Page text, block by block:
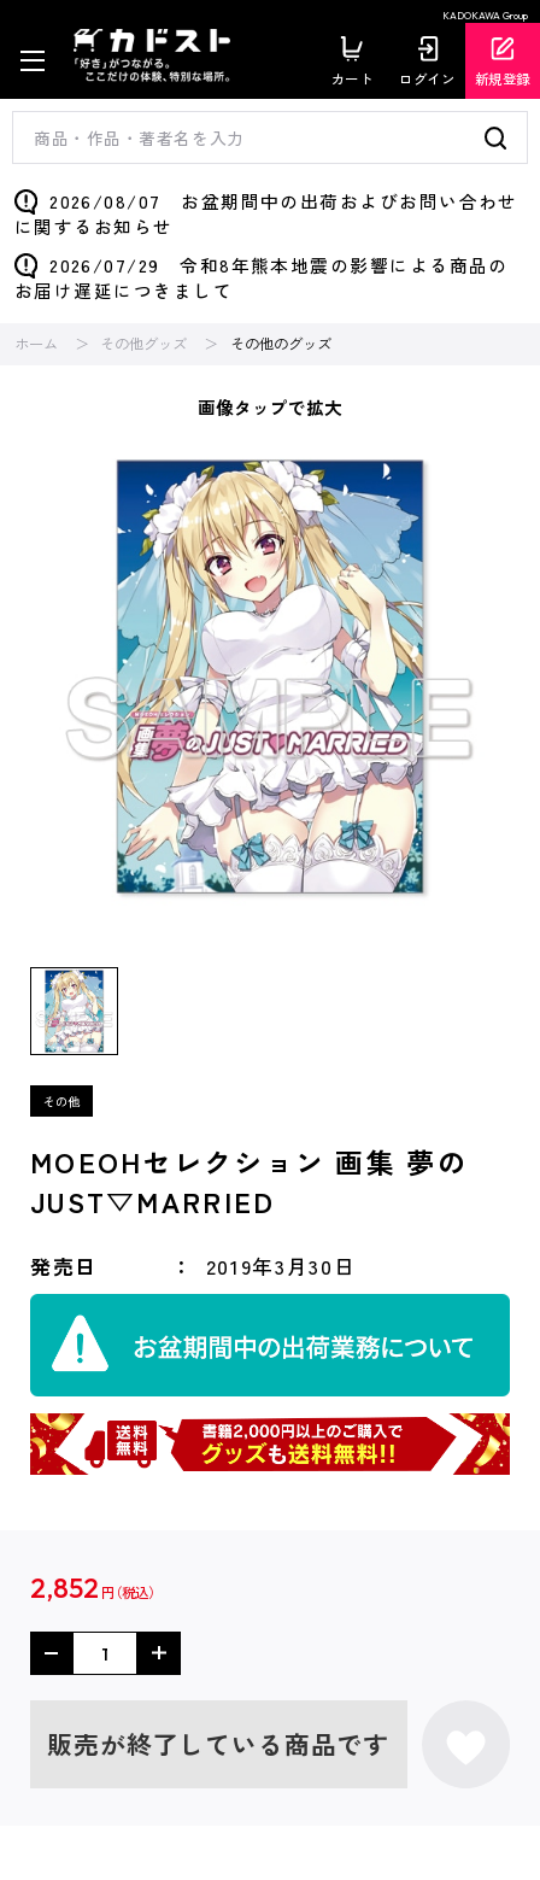
KADOKAWA Group
カート ログイン 新規登録
2026/08/07 お盆期間中の出荷およびお問い合わせ
に関するお知らせ
2026/07/29 令和8年熊本地震の影響による商品の
お届け遅延につきまして
ホーム その他グッズ その他のグッズ
画像タップで拡大
MOEOHセレクション 画集 夢の
JUST▽MARRIED
発売日 2019年3月30日
2,852 円
販売が終了している商品です